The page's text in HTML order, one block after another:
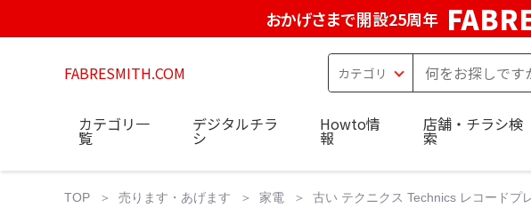
おかげさまで開設25周年
FABRESMITH.COM
カテゴリ一
覧
デジタルチラ
シ
Howto情
報
店舗・チラシ検
索
TOP 売ります・あげます 家電 古い テクニクス Technics レコードプ